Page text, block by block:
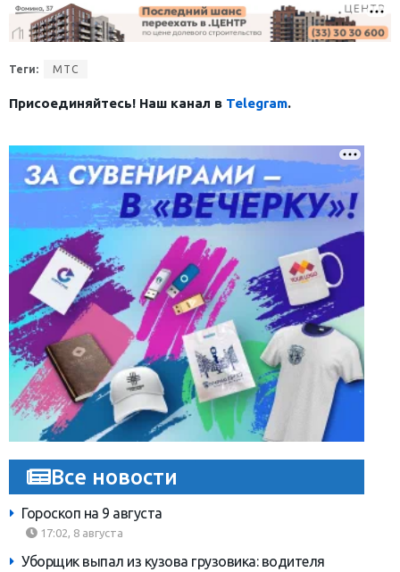
Теги: МТС
Присоединяйтесь! Наш канал в Telegram.
Все новости
Гороскоп на 9 августа
17:02, 8 августа
Уборщик выпал из кузова грузовика: водителя